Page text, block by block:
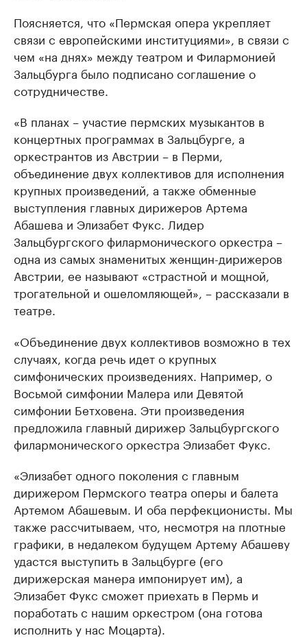
Поясняется, что «Пермская опера укрепляет
связи с европейскими институциями», в связи с
чем «на днях» между театром и Филармонией
Зальцбурга было подписано соглашение о
сотрудничестве.
«В планах – участие пермских музыкантов в
концертных программах в Зальцбурге, а
оркестрантов из Австрии – в Перми,
объединение двух коллективов для исполнения
крупных произведений, а также обменные
выступления главных дирижеров Артема
Абашева и Элизабет Фукс. Лидер
Зальцбургского филармонического оркестра –
одна из самых знаменитых женщин-дирижеров
Австрии, ее называют «страстной и мощной,
трогательной и ошеломляющей», – рассказали в
театре.
«Объединение двух коллективов возможно в тех
случаях, когда речь идет о крупных
симфонических произведениях. Например, о
Восьмой симфонии Малера или Девятой
симфонии Бетховена. Эти произведения
предложила главный дирижер Зальцбургского
филармонического оркестра Элизабет Фукс.
«Элизабет одного поколения с главным
дирижером Пермского театра оперы и балета
Артемом Абашевым. И оба перфекционисты. Мы
также рассчитываем, что, несмотря на плотные
графики, в недалеком будущем Артему Абашеву
удастся выступить в Зальцбурге (его
дирижерская манера импонирует им), а
Элизабет Фукс сможет приехать в Пермь и
поработать с нашим оркестром (она готова
исполнить у нас Моцарта).